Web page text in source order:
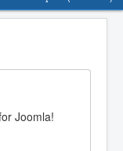
Joomla!